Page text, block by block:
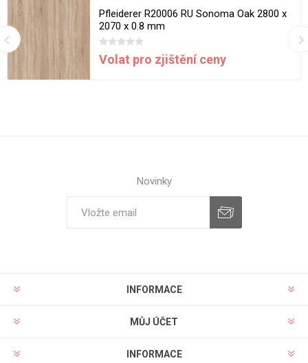
Pfleiderer R20006 RU Sonoma Oak 2800 x
2070 x 0.8 mm
Volat pro zjištění ceny
Novinky
INFORMACE
MŮJ ÚČET
INFORMACE